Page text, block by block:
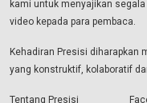
kami untuk menyajikan
video kepada para pembaca.
Kehadiran Presisi
yang konstruktif, kolaboratif
Tentang Presisi